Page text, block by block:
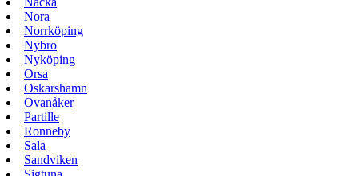
Nora
Norrköping
Nybro
Nyköping
Orsa
Oskarshamn
Ovanåker
Partille
Ronneby
Sala
Sandviken